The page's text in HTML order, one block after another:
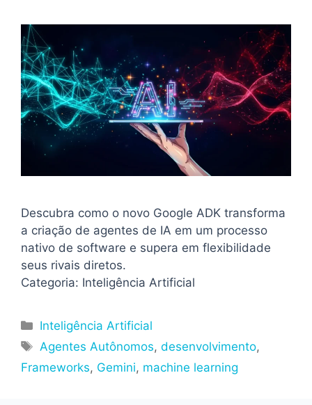
Descubra como o novo Google ADK transforma
a criação de agentes de IA em um processo
nativo de software e supera em flexibilidade
seus rivais diretos.
Categoria: Inteligência Artificial
Categorias
Inteligência Artificial
Tags
Agentes Autônomos,desenvolvimento,
Frameworks, Gemini, machine learning